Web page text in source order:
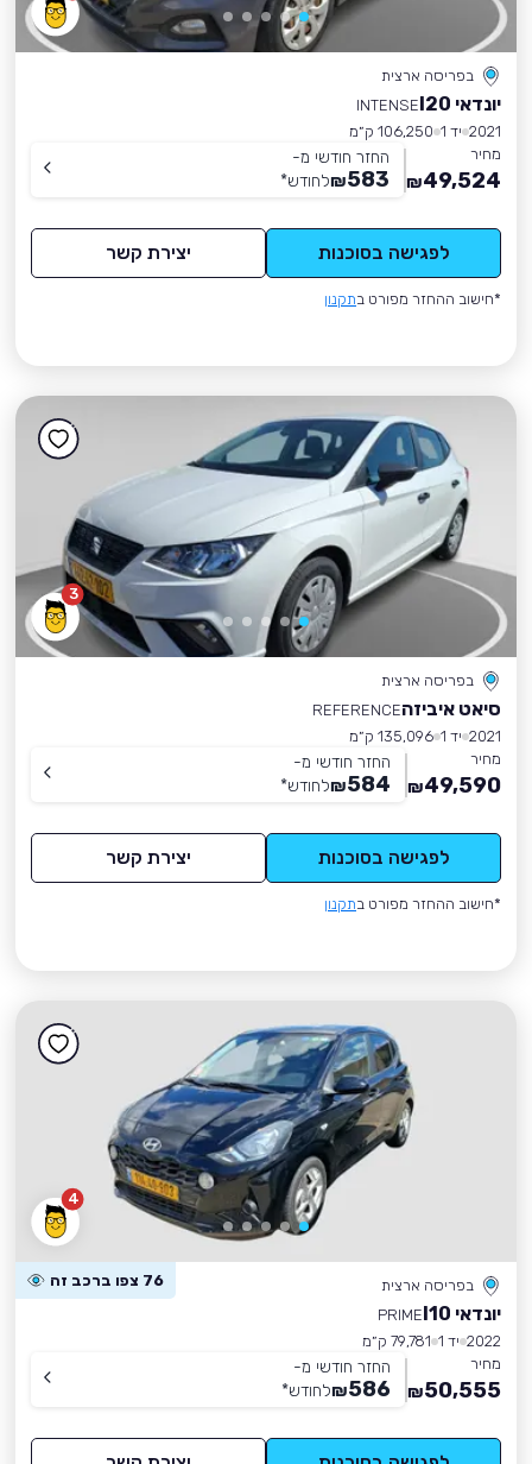
בפריסה ארצית
יונדאי I20
INTENSE
2021 יד 1
106,250 ק״מ
מחיר
49,524
₪
החזר חודשי מ-
583
₪לחודש*
לפגישה בסוכנות יצירת קשר
*חישוב ההחזר מפורט בתקנון
3
בפריסה ארצית
סיאט איביזהREFERENCE
2021 יד 1
135,096 ק״מ
מחיר
49,590
₪
החזר חודשי מ-
584
₪לחודש*
לפגישה בסוכנות יצירת קשר
*חישוב ההחזר מפורט בתקנון
4
בפריסה ארצית 76 צפו ברכב זה
יונדאי I10
PRIME
2022 יד 1
79,781 ק״מ
מחיר
50,555
₪
החזר חודשי מ-
586
₪לחודש*